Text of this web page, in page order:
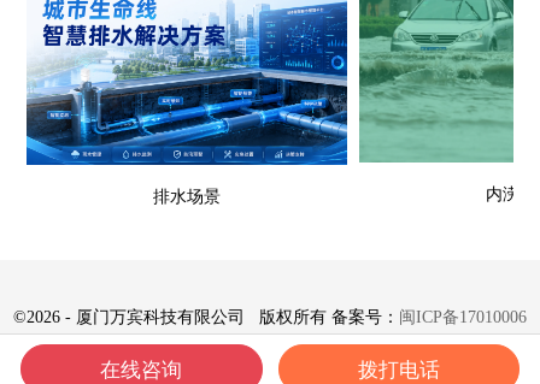
排水场景 内涝场
©2026 - 厦门万宾科技有限公司 版权所有 备案号： 闽ICP备17010006
号-8
在线咨询 拨打电话